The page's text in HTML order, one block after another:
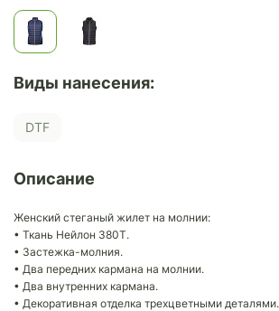
Виды нанесения:
DTF
Описание
Женский стеганый жилет на молнии:
• Ткань Нейлон 380Т.
• Застежка-молния.
• Два передних кармана на молнии.
• Два внутренних кармана.
• Декоративная отделка трехцветными деталями.